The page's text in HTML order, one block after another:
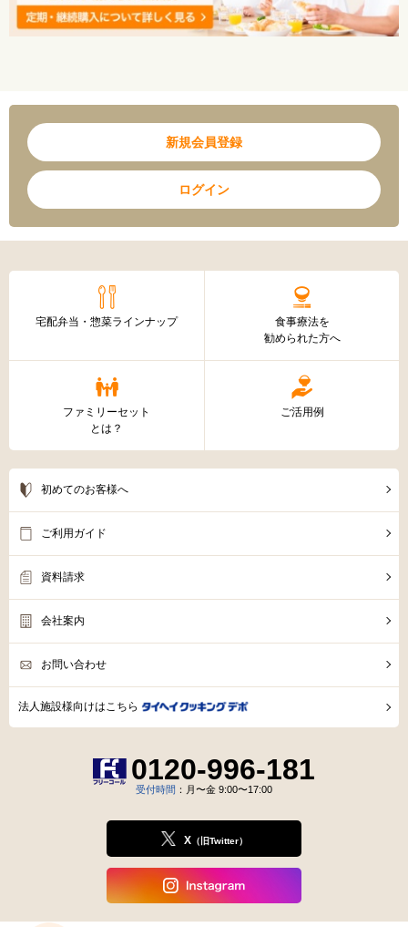
新規会員登録
ログイン
宅配弁当・惣菜ラインナップ
食事療法を
勧められた方へ
ファミリーセット
とは？
ご活用例
初めてのお客様へ
ご利用ガイド
資料請求
会社案内
お問い合わせ
法人施設様向けはこちら
0120-996-181
受付時間 ：月〜金 9:00〜17:00
X（旧Twitter）